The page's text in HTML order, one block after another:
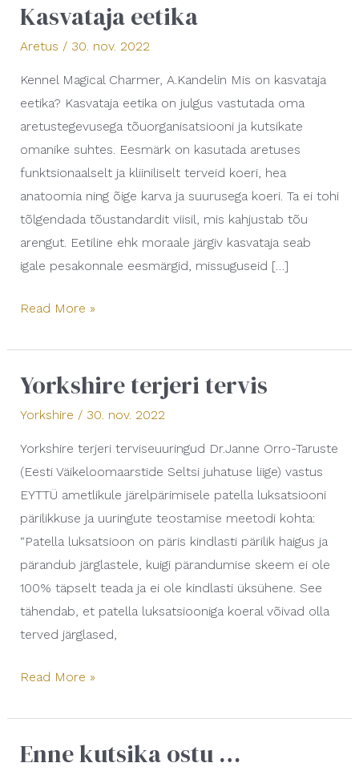
Kasvataja eetika
Aretus / 30. nov. 2022
Kennel Magical Charmer, A.Kandelin Mis on kasvataja
eetika? Kasvataja eetika on julgus vastutada oma
aretustegevusega tõuorganisatsiooni ja kutsikate
omanike suhtes. Eesmärk on kasutada aretuses
funktsionaalselt ja kliiniliselt terveid koeri, hea
anatoomia ning õige karva ja suurusega koeri. Ta ei tohi
tõlgendada tõustandardit viisil, mis kahjustab tõu
arengut. Eetiline ehk moraale järgiv kasvataja seab
igale pesakonnale eesmärgid, missuguseid […]
Read More »
Yorkshire terjeri tervis
Yorkshire / 30. nov. 2022
Yorkshire terjeri terviseuuringud Dr.Janne Orro-Taruste
(Eesti Väikeloomaarstide Seltsi juhatuse liige) vastus
EYTTÜ ametlikule järelpärimisele patella luksatsiooni
pärilikkuse ja uuringute teostamise meetodi kohta:
“Patella luksatsioon on päris kindlasti pärilik haigus ja
pärandub järglastele, kuigi pärandumise skeem ei ole
100% täpselt teada ja ei ole kindlasti üksühene. See
tähendab, et patella luksatsiooniga koeral võivad olla
terved järglased,
Yorkshire
Read More »
Enne kutsika ostu …
Enne